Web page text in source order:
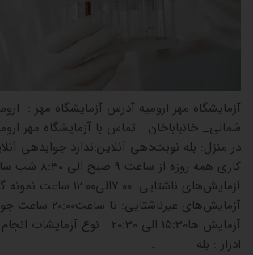
آزمایشگاه مهر ارومیه آدرس آزمایشگاه مهر :
شمالی_ خانباباخان تماس با آزمایشگاه مهر
در منزل: بله نوبت‌دهی آنلاین:ندارد جوابدهی
کاری همه روزه
آزمایش‌های ناشتایی: 7:00الی12:00
آزمایش‌های غیرناشتایی: تا
آزمایش ‌ها15:30 الی 20:30 نوع
ادرار : بله …